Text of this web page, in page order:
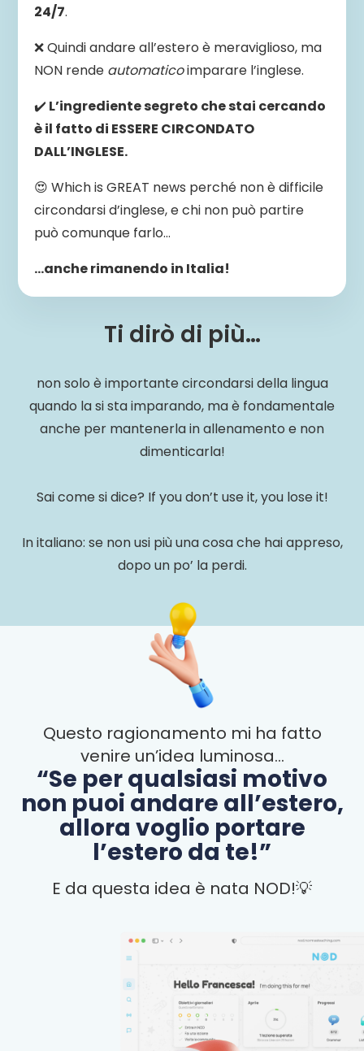
24/7.
❌ Quindi andare all’estero è meraviglioso, ma
NON rende automaticoimparare l’inglese.
✔️ L’ingrediente segreto che stai cercando
è il fatto di ESSERE CIRCONDATO
DALL’INGLESE.
😍 Which is GREAT news perché non è difficile
circondarsi d’inglese, e chi non può partire
può comunque farlo…
…anche rimanendo in Italia!
Ti dirò di più…
non solo è importante circondarsi della lingua
quando la si sta imparando, ma è fondamentale
anche per mantenerla in allenamento e non
dimenticarla!
Sai come si dice? If you don’t use it, you lose it!
In italiano: se non usi più una cosa che hai appreso,
dopo un po’ la perdi.
Questo ragionamento mi ha fatto
venire un’idea luminosa…
“Se per qualsiasi motivo
non puoi andare all’estero,
allora voglio portare
l’estero da te!”
E da questa idea è nata NOD!💡